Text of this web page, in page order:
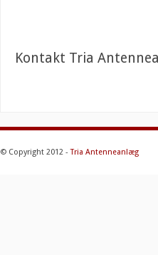
Kontakt Tria
© Copyright 2012 -Tria Antenneanlæg